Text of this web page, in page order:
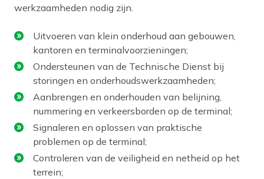
werkzaamheden nodig zijn.
Uitvoeren van klein onderhoud aan gebouwen,
kantoren en terminalvoorzieningen;
Ondersteunen van de Technische Dienst bij
storingen en onderhoudswerkzaamheden;
Aanbrengen en onderhouden van belijning,
nummering en verkeersborden op de terminal;
Signaleren en oplossen van praktische
problemen op de terminal;
Controleren van de veiligheid en netheid op het
terrein;